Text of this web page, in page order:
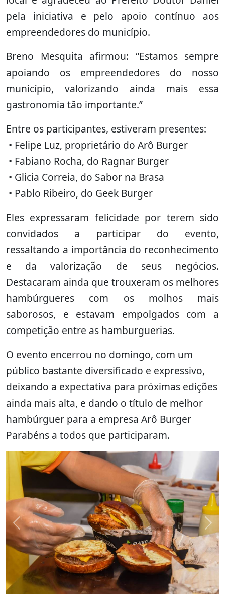
pela iniciativa e pelo apoio contínuo aos
empreendedores do município.
Breno Mesquita afirmou: “Estamos sempre
apoiando os empreendedores do nosso
município, valorizando ainda mais essa
gastronomia tão importante.”
Entre os participantes, estiveram presentes:
• Felipe Luz, proprietário do Arô Burger
• Fabiano Rocha, do Ragnar Burger
• Glicia Correia, do Sabor na Brasa
• Pablo Ribeiro, do Geek Burger
Eles expressaram felicidade por terem sido
convidados a participar do evento,
ressaltando a importância do reconhecimento
e da valorização de seus negócios.
Destacaram ainda que trouxeram os melhores
hambúrgueres com os molhos mais
saborosos, e estavam empolgados com a
competição entre as hamburguerias.
O evento encerrou no domingo, com um
público bastante diversificado e expressivo,
deixando a expectativa para próximas edições
ainda mais alta, e dando o título de melhor
hambúrguer para a empresa Arô Burger
Parabéns a todos que participaram.
Previous